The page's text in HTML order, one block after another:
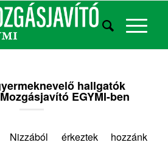
hallgatók
EGYMI-ben
Nizzából érkeztek hozzánk